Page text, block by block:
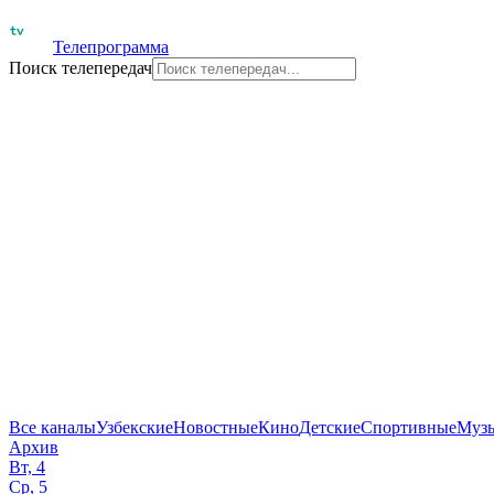
Телепрограмма
Поиск телепередач
Все каналыУзбекскиеНовостныеКиноДетскиеСпортивные
Архив
Вт, 4
Ср, 5